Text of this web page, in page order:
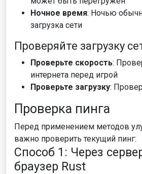
Ночное время: Ночью
загрузка сети
Проверяйте загрузку
Проверьте скорость:
интернета перед игрой
Проверьте загрузку:
Проверка пинга
Перед применением методов
важно проверить текущий пинг:
Способ 1: Через
браузер Rust